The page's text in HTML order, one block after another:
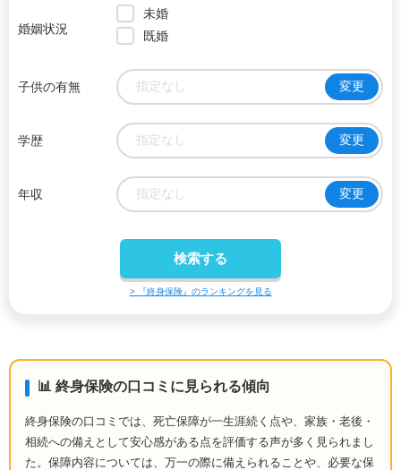
婚姻状況
未婚
既婚
子供の有無 指定なし 変更
学歴 指定なし 変更
年収 指定なし 変更
> 『終身保険』のランキングを見る
📊 終身保険の口コミに見られる傾向
終身保険の口コミでは、死亡保障が一生涯続く点や、家族・老後・
相続への備えとして安心感がある点を評価する声が多く見られまし
た。保障内容については、万一の際に備えられることや、必要な保